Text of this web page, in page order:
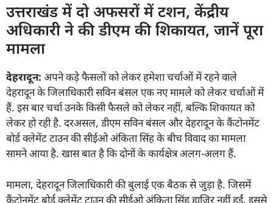
उत्तराखंड में दो अफसरों में टशन, केंद्रीय
अधिकारी ने की डीएम की शिकायत, जानें पूरा
मामला
देहरादून: अपने कड़े फैसलों को लेकर हमेशा चर्चाओं में रहने वाले
देहरादून के जिलाधिकारी सविन बंसल एक नए मामले को लेकर चर्चाओं में
हैं. इस बार चर्चा उनके किसी फैसले को लेकर नहीं, बल्कि शिकायत को
लेकर हो रही है. दरअसल, डीएम सविन बंसल और देहरादून के कैंटोनमेंट
बोर्ड क्लेमेंट टाउन की सीईओ अंकिता सिंह के बीच विवाद का मामला
सामने आया है. खास बात है कि दोनों के कार्यक्षेत्र अलग-अलग हैं.
मामला, देहरादून जिलाधिकारी की बुलाई एक बैठक से जुड़ा है. जिसमें
कैंटोनमेंट बोर्ड क्लेमेंट टाउन की सीईओ अंकिता सिंह हाजिर नहीं हुईं. इससे